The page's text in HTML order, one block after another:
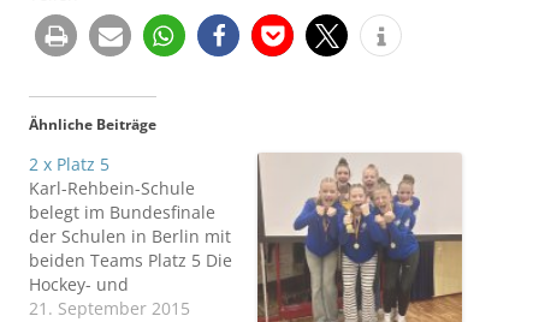
Ähnliche Beiträge
2 x Platz 5
Karl-Rehbein-Schule
belegt im Bundesfinale
der Schulen in Berlin mit
beiden Teams Platz 5 Die
Hockey- und
Rudermädchen der Karl-
21. September 2015